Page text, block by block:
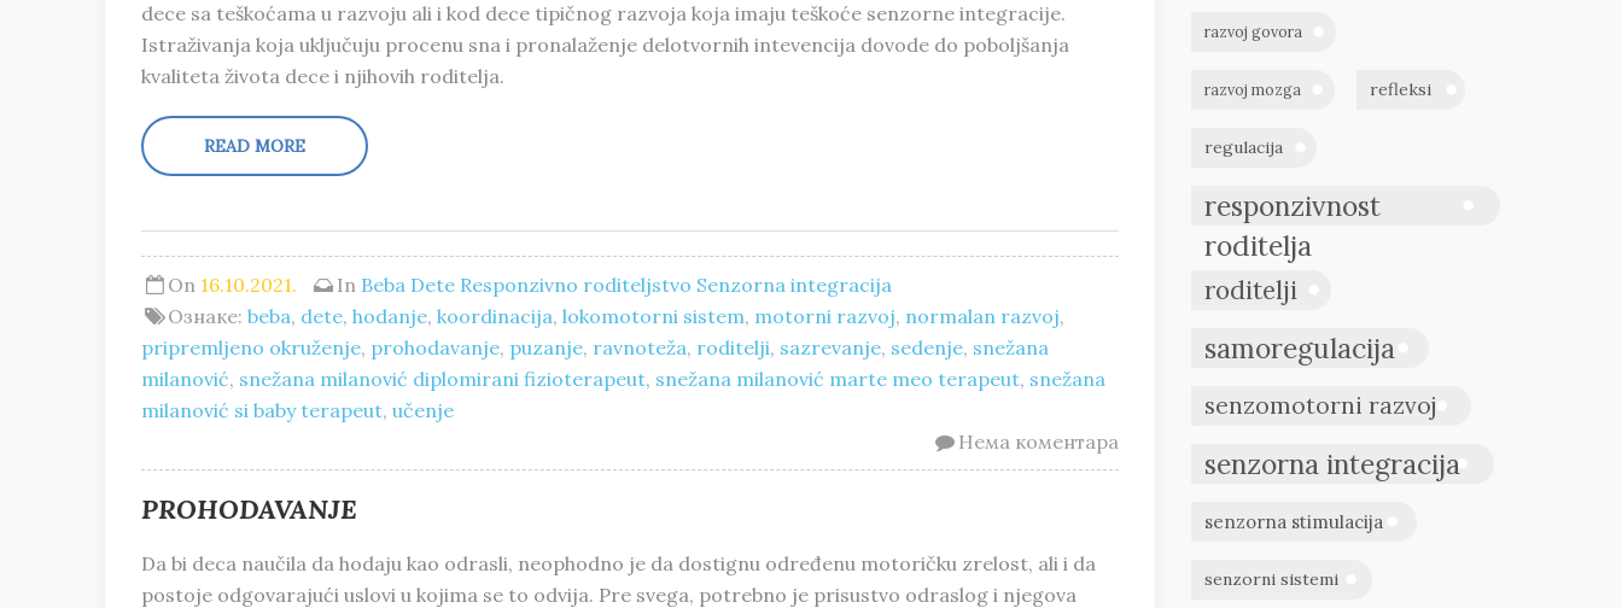
dece sa teškoćama u razvoju ali i kod dece tipičnog razvoja koja imaju teškoće senzorne integracije.
Istraživanja koja uključuju procenu sna i pronalaženje delotvornih intevencija dovode do poboljšanja
kvaliteta života dece i njihovih roditelja.
READ MORE
On 16.10.2021. In Beba Dete Responzivno roditeljstvo Senzorna integracija
Ознаке:beba, dete,hodanje,koordinacija,lokomotorni sistem, motorni razvoj, normalan razvoj,
pripremljeno okruženje, prohodavanje, puzanje, ravnoteža, roditelji, sazrevanje, sedenje, snežana
milanović, snežana milanović diplomirani fizioterapeut, snežana milanović marte meo terapeut, snežana
milanović si baby terapeut, učenje
Нема коментара
PROHODAVANJE
Da bi deca naučila da hodaju kao odrasli, neophodno je da dostignu određenu motoričku zrelost, ali i da
postoje odgovarajući uslovi u kojima se to odvija. Pre svega, potrebno je prisustvo odraslog i njegova
razvoj govora
razvoj mozga refleksi
regulacija
responzivnost
roditelja
roditelji
samoregulacija
senzomotorni razvoj
senzorna integracija
senzorna stimulacija
senzorni sistemi